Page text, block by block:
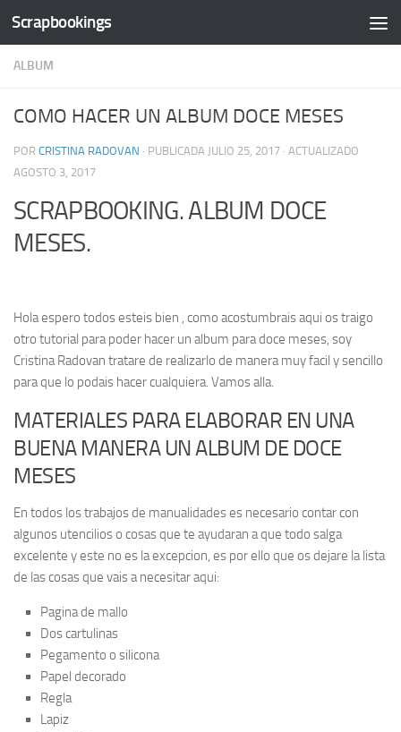
Saltar al contenido
Scrapbookings
ALBUM
COMO HACER UN ALBUM DOCE MESES
POR CRISTINA RADOVAN · PUBLICADA JULIO 25, 2017 · ACTUALIZADO
AGOSTO 3, 2017
SCRAPBOOKING. ALBUM DOCE
MESES.
Hola espero todos esteis bien , como acostumbrais aqui os traigo
otro tutorial para poder hacer un album para doce meses, soy
Cristina Radovan tratare de realizarlo de manera muy facil y sencillo
para que lo podais hacer cualquiera. Vamos alla.
MATERIALES PARA ELABORAR EN UNA
BUENA MANERA UN ALBUM DE DOCE
MESES
En todos los trabajos de manualidades es necesario contar con
algunos utencilios o cosas que te ayudaran a que todo salga
excelente y este no es la excepcion, es por ello que os dejare la lista
de las cosas que vais a necesitar aqui:
Pagina de mallo
Dos cartulinas
Pegamento o silicona
Papel decorado
Regla
Lapiz